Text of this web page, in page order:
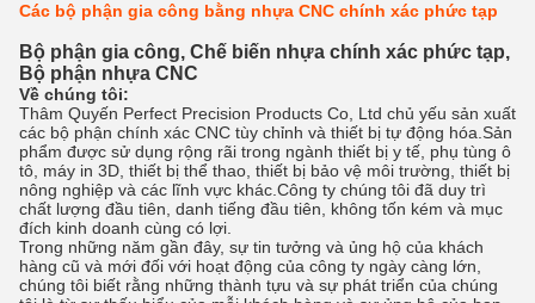
Các bộ phận gia công bằng nhựa CNC chính xác phức tạp
Bộ phận gia công, Chế biến nhựa chính xác phức tạp,
Bộ phận nhựa CNC
Về chúng tôi:
Thâm Quyến Perfect Precision Products Co, Ltd chủ yếu sản xuất
các bộ phận chính xác CNC tùy chỉnh và thiết bị tự động hóa.Sản
phẩm được sử dụng rộng rãi trong ngành thiết bị y tế, phụ tùng ô
tô, máy in 3D, thiết bị thể thao, thiết bị bảo vệ môi trường, thiết bị
nông nghiệp và các lĩnh vực khác.Công ty chúng tôi đã duy trì
chất lượng đầu tiên, danh tiếng đầu tiên, không tốn kém và mục
đích kinh doanh cùng có lợi.
Trong những năm gần đây, sự tin tưởng và ủng hộ của khách
hàng cũ và mới đối với hoạt động của công ty ngày càng lớn,
chúng tôi biết rằng những thành tựu và sự phát triển của chúng